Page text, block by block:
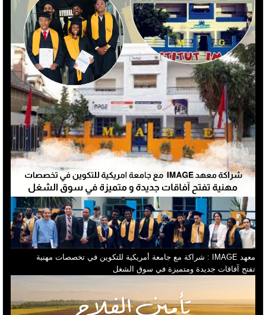
معهد IMAGE : شراكة مع جامعة أمريكية للتكوين في تخصصات مهنية
تفتح آفاقات جديدة ومتميزة في سوق الشغل